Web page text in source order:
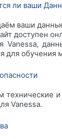
ли ваши
ваши
доступен
Vanessa,
для обучения
технические
Vanessa.